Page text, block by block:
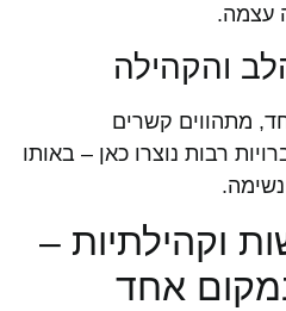
עצמה.
והקהילה
מתהווים קשרים
רבות נוצרו כאן – באותו
וקהילתיות –
אחד